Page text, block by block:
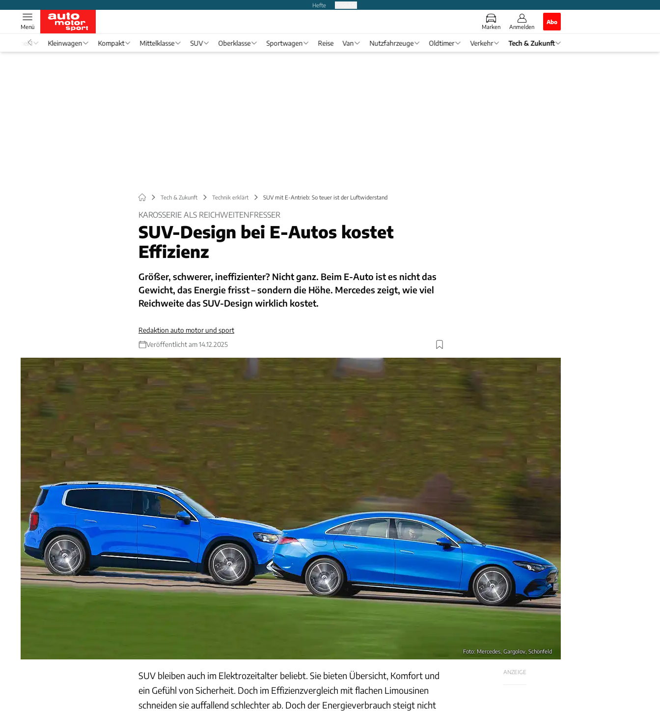
Hefte
Marken Anmelden
Abo
Menü
Formel 1 Kleinwagen Kompakt Mittelklasse SUV Oberklasse Sportwagen Reise Van Nutzfahrzeuge Oldtimer Verkehr Tech & Zukunft
Tech & Zukunft Technik erklärt SUV mit E-Antrieb: So teuer ist der Luftwiderstand
KAROSSERIE ALS REICHWEITENFRESSER
SUV-Design bei E-Autos kostet
Effizienz
Größer, schwerer, ineffizienter? Nicht ganz. Beim E-Auto ist es nicht das
Gewicht, das Energie frisst – sondern die Höhe. Mercedes zeigt, wie viel
Reichweite das SUV-Design wirklich kostet.
Redaktion auto motor und sport
Veröffentlicht am 14.12.2025
Foto: Mercedes, Gargolov, Schönfeld
ANZEIGE
SUV bleiben auch im Elektrozeitalter beliebt. Sie bieten Übersicht, Komfort und
ein Gefühl von Sicherheit. Doch im Effizienzvergleich mit flachen Limousinen
schneiden sie auffallend schlechter ab. Doch der Energieverbrauch steigt nicht